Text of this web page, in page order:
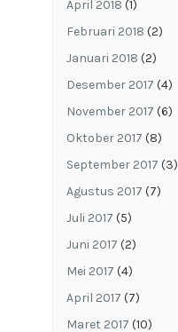
April 2018 (1)
Februari 2018 (2)
Januari 2018 (2)
Desember 2017 (4)
November 2017 (6)
Oktober 2017 (8)
September 2017 (3)
Agustus 2017 (7)
Juli 2017 (5)
Juni 2017 (2)
Mei 2017 (4)
April 2017 (7)
Maret 2017 (10)